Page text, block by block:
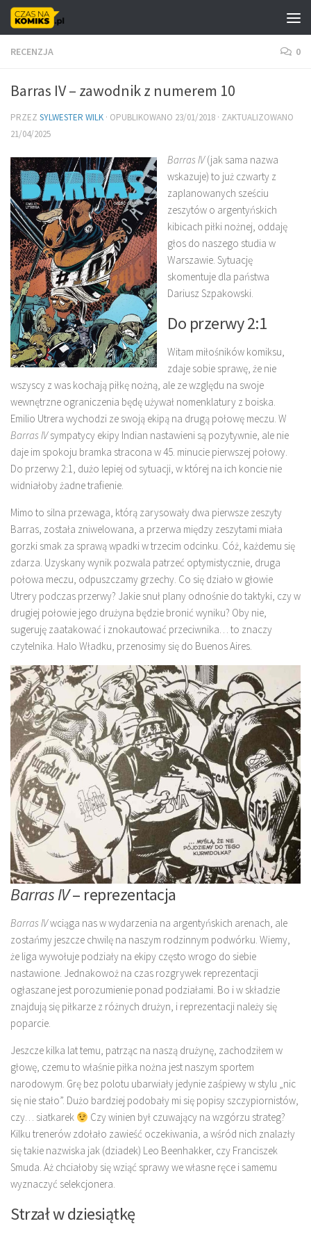
Skip to content
RECENZJA 0
Barras IV – zawodnik z numerem 10
PRZEZ SYLWESTER WILK · OPUBLIKOWANO 23/01/2018 · ZAKTUALIZOWANO
21/04/2025
Barras IV(jak sama nazwa
wskazuje) to już czwarty z
zaplanowanych sześciu
zeszytów o argentyńskich
kibicach piłki nożnej, oddaję
głos do naszego studia w
Warszawie. Sytuację
skomentuje dla państwa
Dariusz Szpakowski.
Do przerwy 2:1
Witam miłośników komiksu,
zdaje sobie sprawę, że nie
wszyscy z was kochają piłkę nożną, ale ze względu na swoje
wewnętrzne ograniczenia będę używał nomenklatury z boiska.
Emilio Utrera wychodzi ze swoją ekipą na drugą połowę meczu. W
Barras IVsympatycy ekipy Indian nastawieni są pozytywnie, ale nie
daje im spokoju bramka stracona w 45. minucie pierwszej połowy.
Do przerwy 2:1, dużo lepiej od sytuacji, w której na ich koncie nie
widniałoby żadne trafienie.
Mimo to silna przewaga, którą zarysowały dwa pierwsze zeszyty
Barras, została zniwelowana, a przerwa między zeszytami miała
gorzki smak za sprawą wpadki w trzecim odcinku. Cóż, każdemu się
zdarza. Uzyskany wynik pozwala patrzeć optymistycznie, druga
połowa meczu, odpuszczamy grzechy. Co się działo w głowie
Utrery podczas przerwy? Jakie snuł plany odnośnie do taktyki, czy w
drugiej połowie jego drużyna będzie bronić wyniku? Oby nie,
sugeruję zaatakować i znokautować przeciwnika… to znaczy
czytelnika. Halo Władku, przenosimy się do Buenos Aires.
Barras IV– reprezentacja
Barras IVwciąga nas w wydarzenia na argentyńskich arenach, ale
zostańmy jeszcze chwilę na naszym rodzinnym podwórku. Wiemy,
że liga wywołuje podziały na ekipy często wrogo do siebie
nastawione. Jednakowoż na czas rozgrywek reprezentacji
ogłaszane jest porozumienie ponad podziałami. Bo i w składzie
znajdują się piłkarze z różnych drużyn, i reprezentacji należy się
poparcie.
Jeszcze kilka lat temu, patrząc na naszą drużynę, zachodziłem w
głowę, czemu to właśnie piłka nożna jest naszym sportem
narodowym. Grę bez polotu ubarwiały jedynie zaśpiewy w stylu „nic
się nie stało”. Dużo bardziej podobały mi się popisy szczypiornistów,
czy… siatkarek
Czy winien był czuwający na wzgórzu strateg?
Kilku trenerów zdołało zawieść oczekiwania, a wśród nich znalazły
się takie nazwiska jak (dziadek) Leo Beenhakker, czy Franciszek
Smuda. Aż chciałoby się wziąć sprawy we własne ręce i samemu
wyznaczyć selekcjonera.
Strzał w dziesiątkę